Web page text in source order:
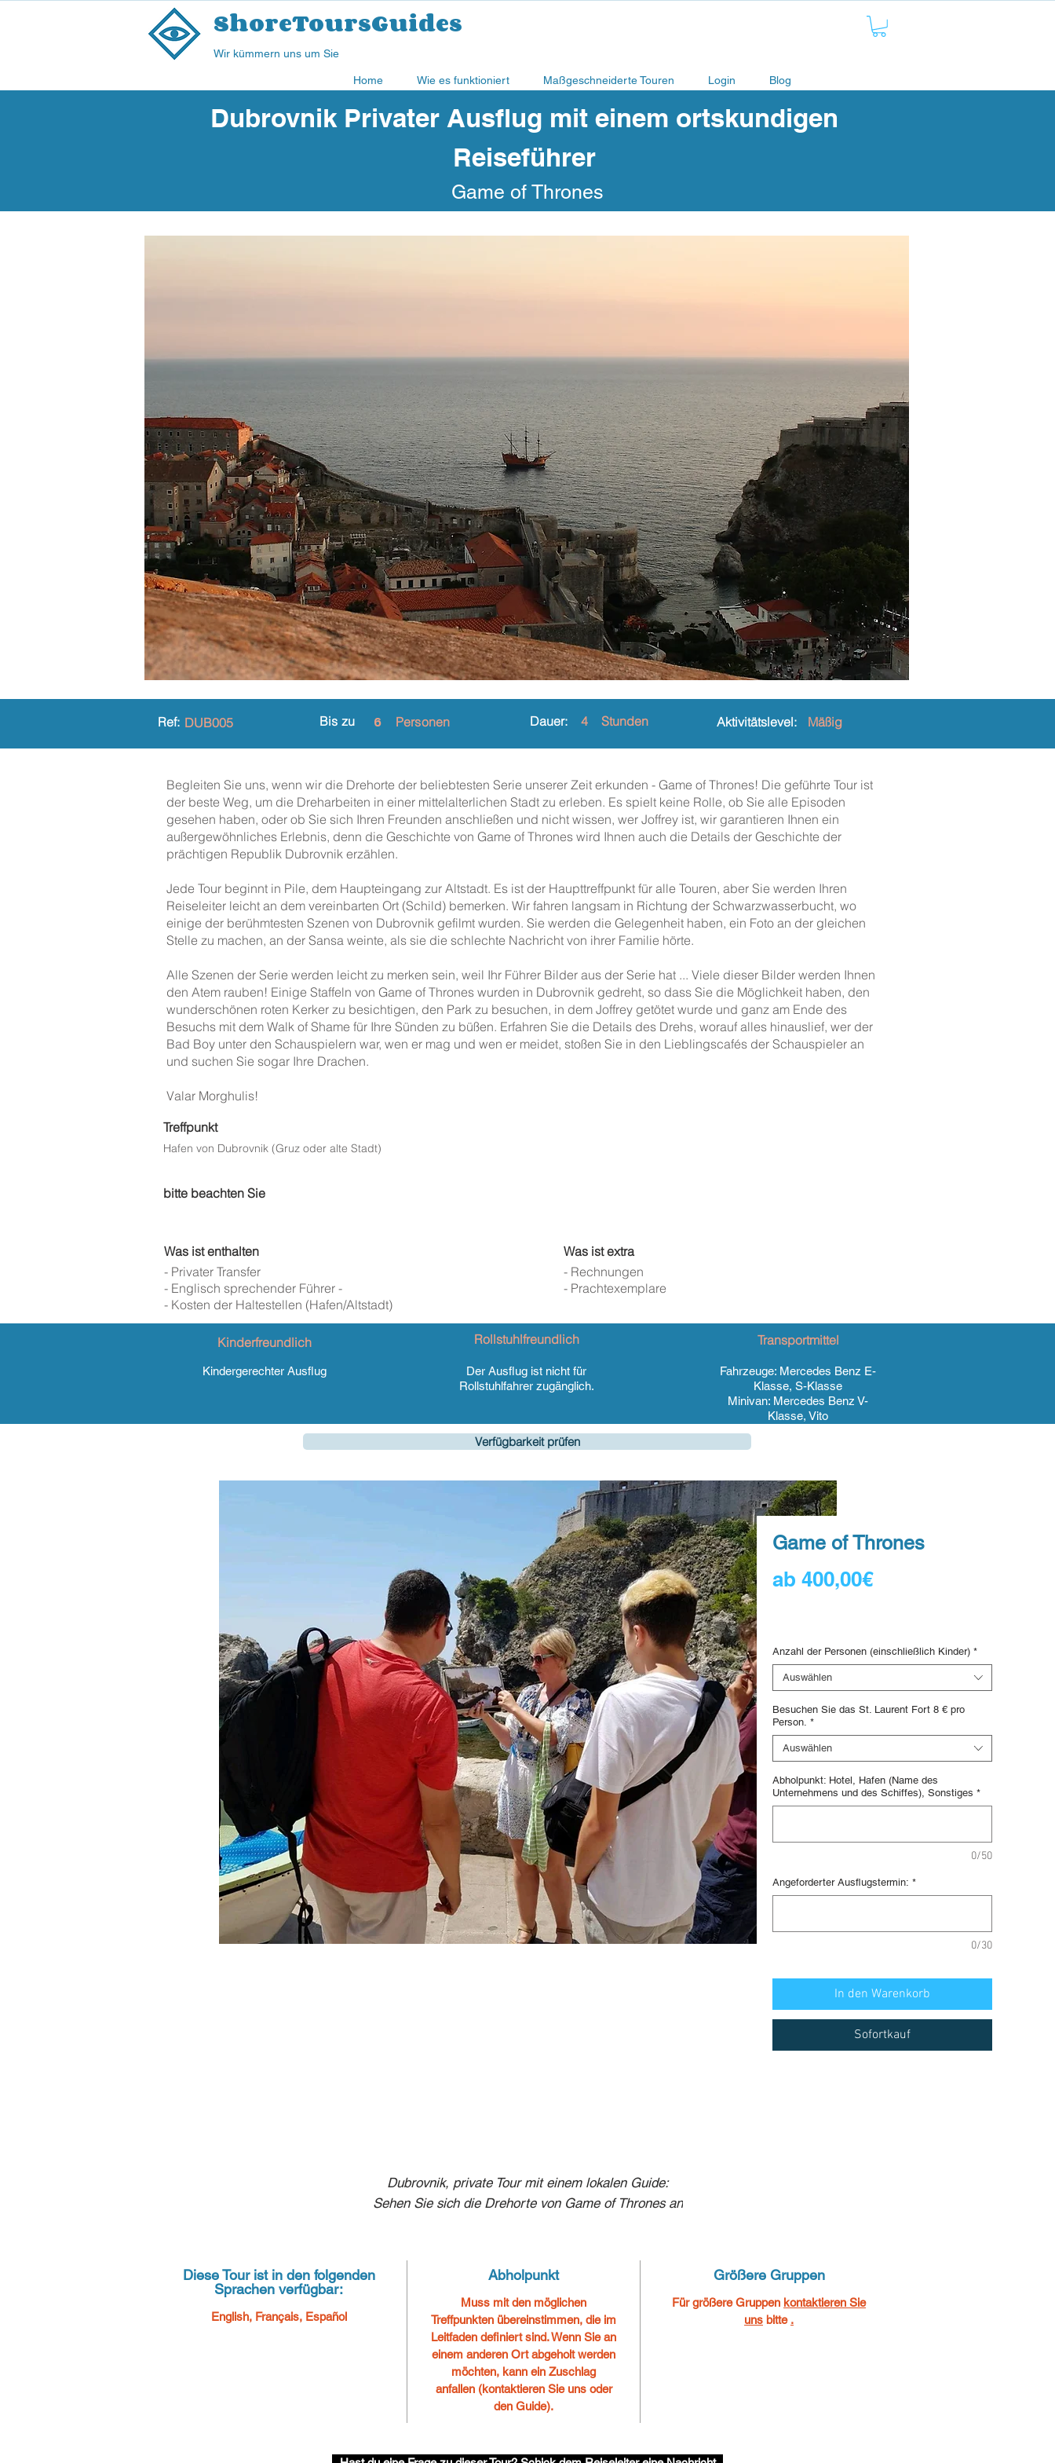
ShoreToursGuides
Wir kümmern uns um Sie
Home Wie es funktioniert Maßgeschneiderte Touren Login Blog
Dubrovnik Privater Ausflug mit einem ortskundigen
Reiseführer
Game of Thrones
Ref: DUB005 Bis zu 6 Personen Dauer: 4 Stunden Aktivitätslevel: Mäßig
Begleiten Sie uns, wenn wir die Drehorte der beliebtesten Serie unserer Zeit erkunden - Game of Thrones! Die geführte Tour ist
der beste Weg, um die Dreharbeiten in einer mittelalterlichen Stadt zu erleben. Es spielt keine Rolle, ob Sie alle Episoden
gesehen haben, oder ob Sie sich Ihren Freunden anschließen und nicht wissen, wer Joffrey ist, wir garantieren Ihnen ein
außergewöhnliches Erlebnis, denn die Geschichte von Game of Thrones wird Ihnen auch die Details der Geschichte der
prächtigen Republik Dubrovnik erzählen.
Jede Tour beginnt in Pile, dem Haupteingang zur Altstadt. Es ist der Haupttreffpunkt für alle Touren, aber Sie werden Ihren
Reiseleiter leicht an dem vereinbarten Ort (Schild) bemerken. Wir fahren langsam in Richtung der Schwarzwasserbucht, wo
einige der berühmtesten Szenen von Dubrovnik gefilmt wurden. Sie werden die Gelegenheit haben, ein Foto an der gleichen
Stelle zu machen, an der Sansa weinte, als sie die schlechte Nachricht von ihrer Familie hörte.
Alle Szenen der Serie werden leicht zu merken sein, weil Ihr Führer Bilder aus der Serie hat ... Viele dieser Bilder werden Ihnen
den Atem rauben! Einige Staffeln von Game of Thrones wurden in Dubrovnik gedreht, so dass Sie die Möglichkeit haben, den
wunderschönen roten Kerker zu besichtigen, den Park zu besuchen, in dem Joffrey getötet wurde und ganz am Ende des
Besuchs mit dem Walk of Shame für Ihre Sünden zu büßen. Erfahren Sie die Details des Drehs, worauf alles hinauslief, wer der
Bad Boy unter den Schauspielern war, wen er mag und wen er meidet, stoßen Sie in den Lieblingscafés der Schauspieler an
und suchen Sie sogar Ihre Drachen.
Valar Morghulis!
Treffpunkt
Hafen von Dubrovnik (Gruz oder alte Stadt)
bitte beachten Sie
Was ist enthalten
- Privater Transfer
- Englisch sprechender Führer -
- Kosten der Haltestellen (Hafen/Altstadt)
Was ist extra
- Rechnungen
- Prachtexemplare
Kinderfreundlich
Kindergerechter Ausflug
Rollstuhlfreundlich
Der Ausflug ist nicht für
Rollstuhlfahrer zugänglich.
Transportmittel
Fahrzeuge: Mercedes Benz E-
Klasse, S-Klasse
Minivan: Mercedes Benz V-
Klasse, Vito
Verfügbarkeit prüfen
Game of Thrones
ab 400,00€Sale-
1
Pfund
Anzahl der Personen (einschließlich Kinder) *
Auswählen
Besuchen Sie das St. Laurent Fort 8 € pro
Person. *
Auswählen
Abholpunkt: Hotel, Hafen (Name des
Unternehmens und des Schiffes), Sonstiges *
0/50
Angeforderter Ausflugstermin: *
0/30
In den Warenkorb
Sofortkauf
Dubrovnik, private Tour mit einem lokalen Guide:
Sehen Sie sich die Drehorte von Game of Thrones an
Diese Tour ist in den folgenden
Sprachen verfügbar:
English, Français, Español
Abholpunkt
Muss mit den möglichen
Treffpunkten übereinstimmen, die im
Leitfaden definiert sind.Wenn Sie an
einem anderen Ort abgeholt werden
möchten, kann ein Zuschlag
anfallen (kontaktieren Sie uns oder
den Guide).
Größere Gruppen
Für größere Gruppen kontaktieren Sie
uns bitte .